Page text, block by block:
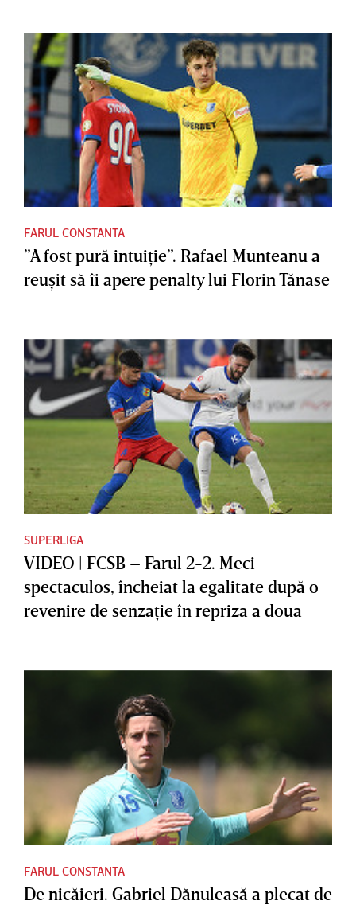
FARUL CONSTANTA
”A fost pură intuiţie”. Rafael Munteanu a
reuşit să îi apere penalty lui Florin Tănase
SUPERLIGA
VIDEO | FCSB – Farul 2-2. Meci
spectaculos, încheiat la egalitate după o
revenire de senzaţie în repriza a doua
FARUL CONSTANTA
De nicăieri. Gabriel Dănuleasă a plecat de